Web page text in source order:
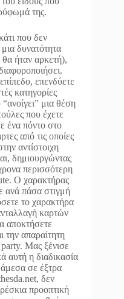
της.
που δεν
δυνατότητα
θα ήταν αρκετή),
επενδύετε
κατηγορίες
μια θέση
που έχετε
ένα πόντο στο
από τις οποίες
αντίστοιχη
δημιουργώντας
περισσότερη
O χαρακτήρας
ανά πάσα στιγμή
το χαρακτήρα
καρτών
αποκτήσετε
την απαραίτητη
party. Μας ξένισε
αυτή η διαδικασία
σε έξτρα
δεν
προοπτική